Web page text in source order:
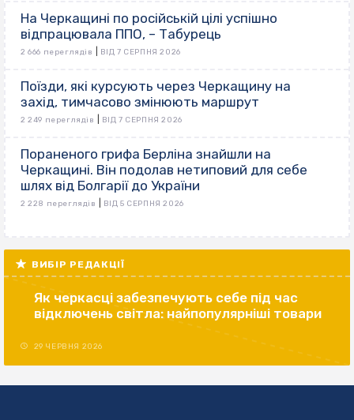
На Черкащині по російській цілі успішно
відпрацювала ППО, – Табурець
2 666 переглядів ВІД 7 СЕРПНЯ 2026
Поїзди, які курсують через Черкащину на
захід, тимчасово змінюють маршрут
2 249 переглядів ВІД 7 СЕРПНЯ 2026
Пораненого грифа Берліна знайшли на
Черкащині. Він подолав нетиповий для себе
шлях від Болгарії до України
2 228 переглядів ВІД 5 СЕРПНЯ 2026
ВИБІР РЕДАКЦІЇ
Як черкасці забезпечують себе під час
відключень світла: найпопулярніші товари
29 ЧЕРВНЯ 2026